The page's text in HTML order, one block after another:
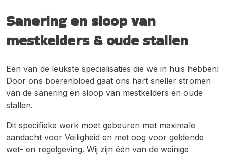
Sanering en sloop van
mestkelders & oude stallen
Een van de leukste specialisaties die we in huis hebben!
Door ons boerenbloed gaat ons hart sneller stromen
van de sanering en sloop van mestkelders en oude
stallen.
Dit specifieke werk moet gebeuren met maximale
aandacht voor Veiligheid en met oog voor geldende
wet- en regelgeving. Wij zijn één van de weinige